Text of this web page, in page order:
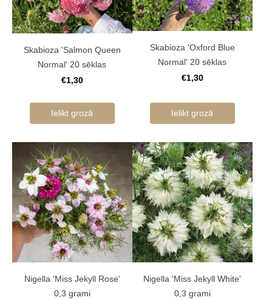
Skabioza 'Salmon Queen
Normal' 20 sēklas
€1,30
Ielikt grozā
Skabioza 'Oxford Blue
Normal' 20 sēklas
€1,30
Ielikt grozā
Nigella 'Miss Jekyll Rose'
0,3 grami
Nigella 'Miss Jekyll White'
0,3 grami